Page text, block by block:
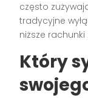
często
tradycyjne
niższe
Który